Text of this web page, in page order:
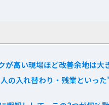
高い現場ほど改善余地は大
の入れ替わり・残業といっ